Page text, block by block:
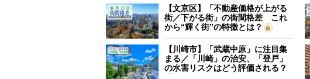
【文京区】「不動産価格が上がる
街／下がる街」の街間格差 これ
から“輝く街”の特徴とは？
【川崎市】「武蔵中原」に注目集
まる／「川崎」の治安、「登戸」
の水害リスクはどう評価される？